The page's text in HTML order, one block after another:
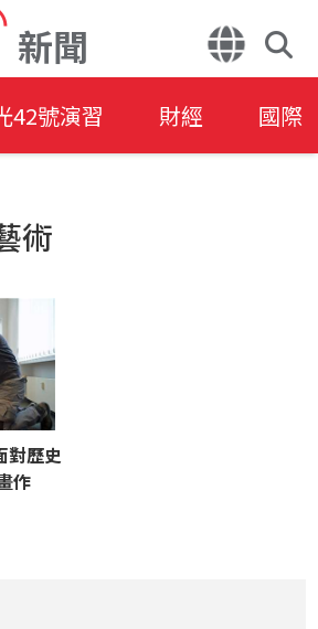
新聞
42號演習 財經 國際
術
對歷史
作